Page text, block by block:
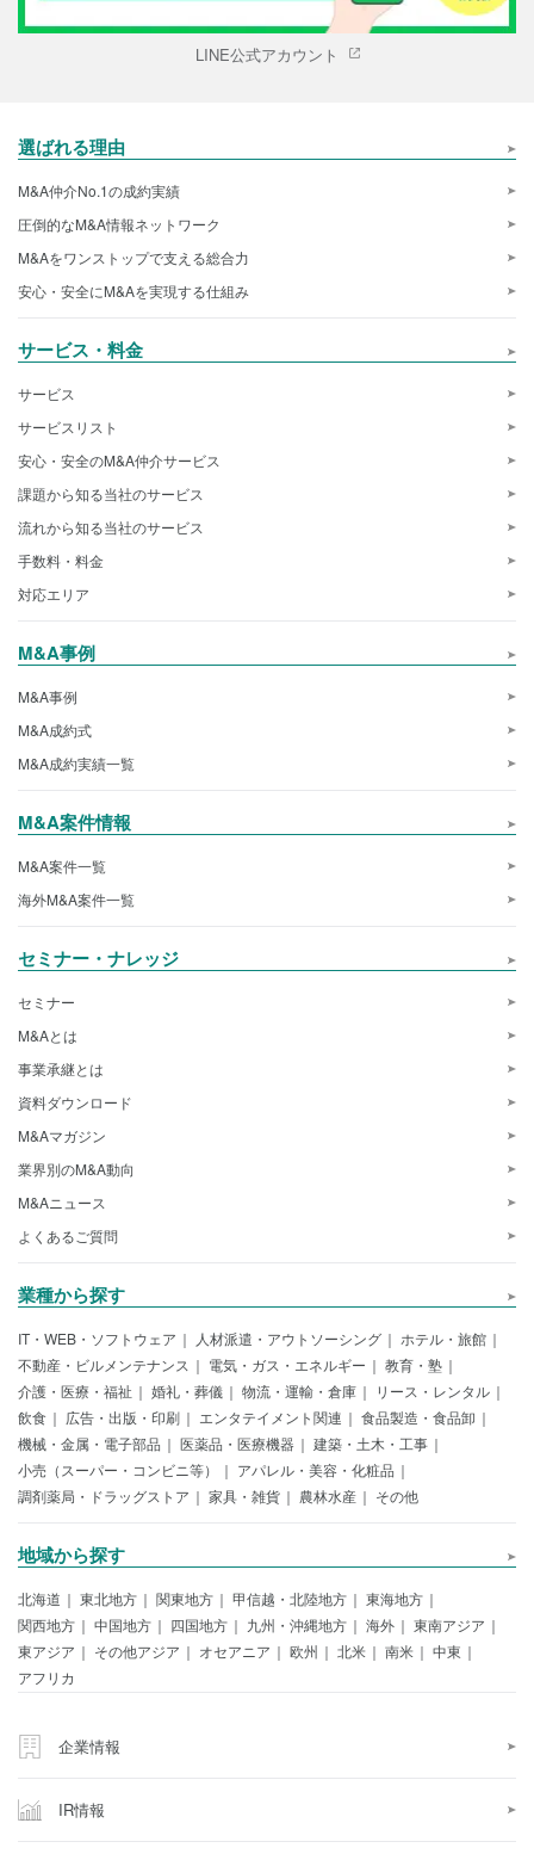
LINE公式アカウント
選ばれる理由
M&A仲介No.1の成約実績
圧倒的なM&A情報ネットワーク
M&Aをワンストップで支える総合力
安心・安全にM&Aを実現する仕組み
サービス・料金
サービス
サービスリスト
安心・安全のM&A仲介サービス
課題から知る当社のサービス
流れから知る当社のサービス
手数料・料金
対応エリア
M&A事例
M&A事例
M&A成約式
M&A成約実績一覧
M&A案件情報
M&A案件一覧
海外M&A案件一覧
セミナー・ナレッジ
セミナー
M&Aとは
事業承継とは
資料ダウンロード
M&Aマガジン
業界別のM&A動向
M&Aニュース
よくあるご質問
業種から探す
IT・WEB・ソフトウェア 人材派遣・アウトソーシング
ホテル・旅館
不動産・ビルメンテナンス
電気・ガス・エネルギー
教育・塾
介護・医療・福祉
婚礼・葬儀 物流・運輸・倉庫
リース・レンタル
飲食
広告・出版・印刷 エンタテイメント関連
食品製造・食品卸
機械・金属・電子部品
医薬品・医療機器
建築・土木・工事
小売（スーパー・コンビニ等）
アパレル・美容・化粧品
調剤薬局・ドラッグストア
家具・雑貨 農林水産 その他
地域から探す
北海道 東北地方 関東地方 甲信越・北陸地方
東海地方
関西地方
中国地方 四国地方 九州・沖縄地方 海外
東南アジア
東アジア
その他アジア オセアニア 欧州 北米 南米
中東
アフリカ
企業情報
IR情報